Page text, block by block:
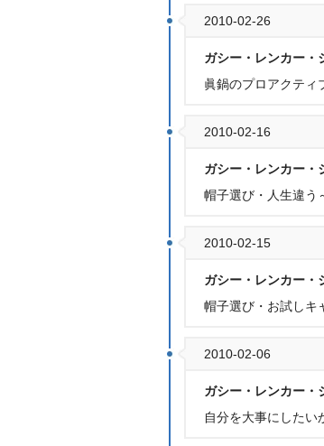
2010-02-26
ガシー・レンカー・
眞鍋のプロアクティ
2010-02-16
ガシー・レンカー・
帽子選び・人生違う
2010-02-15
ガシー・レンカー・
帽子選び・お試しキ
2010-02-06
ガシー・レンカー・
自分を大事にしたい